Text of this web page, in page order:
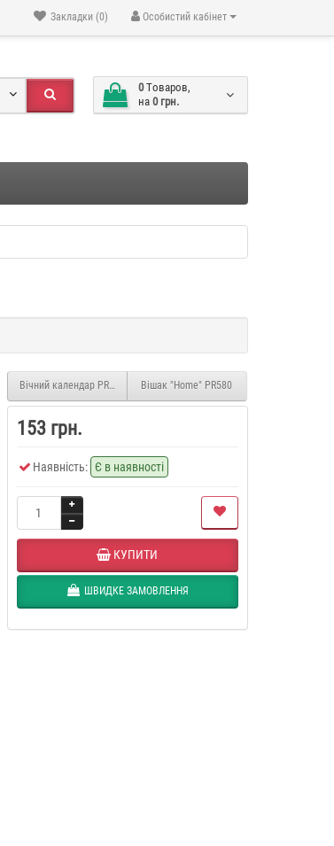
Особистий кабінет
Закладки (0)
0 Tоваров,
на 0 грн.
Вічний календар PR776 Вішак "Home" PR580
153 грн.
Наявність: Є в наявності
КУПИТИ
ШВИДКЕ ЗАМОВЛЕННЯ